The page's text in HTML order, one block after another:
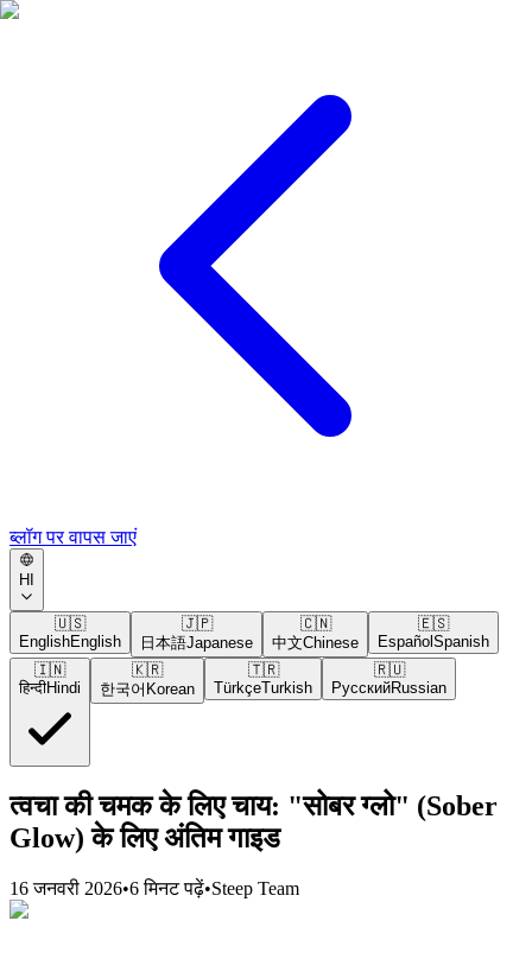
ब्लॉग पर वापस जाएं
HI
🇺🇸
EnglishEnglish
🇯🇵
日本語Japanese
🇨🇳
中文Chinese
🇪🇸
Español Spanish
🇮🇳
हिन्दीHindi
🇰🇷
한국어 Korean
🇹🇷
TürkçeTurkish
🇷🇺
РусскийRussian
त्वचा की चमक के लिए चाय: "सोबर ग्लो" (Sober
Glow) के लिए अंतिम गाइड
16 जनवरी 2026•6 मिनट पढ़ें•Steep Team